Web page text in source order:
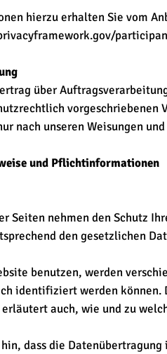
hierzu erhalten Sie vom
über
vorgeschriebenen
nach unseren Weisungen
und Pflichtinformationen
Seiten nehmen den Schutz
den gesetzlichen
benutzen, werden
identifiziert werden
auch, wie und zu
dass die